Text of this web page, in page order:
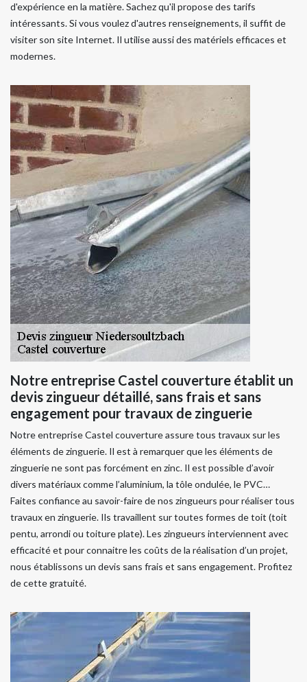
d'expérience en la matière. Sachez qu'il propose des tarifs
intéressants. Si vous voulez d'autres renseignements, il suffit de
visiter son site Internet. Il utilise aussi des matériels efficaces et
modernes.
Notre entreprise Castel couverture établit un
devis zingueur détaillé, sans frais et sans
engagement pour travaux de zinguerie
Notre entreprise Castel couverture assure tous travaux sur les
éléments de zinguerie. Il est à remarquer que les éléments de
zinguerie ne sont pas forcément en zinc. Il est possible d’avoir
divers matériaux comme l’aluminium, la tôle ondulée, le PVC…
Faites confiance au savoir-faire de nos zingueurs pour réaliser tous
travaux en zinguerie. Ils travaillent sur toutes formes de toit (toit
pentu, arrondi ou toiture plate). Les zingueurs interviennent avec
efficacité et pour connaitre les coûts de la réalisation d’un projet,
nous établissons un devis sans frais et sans engagement. Profitez
de cette gratuité.